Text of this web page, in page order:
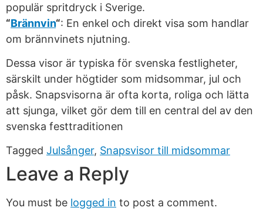
populär spritdryck i Sverige.
“Brännvin“: En enkel och direkt visa som handlar
om brännvinets njutning.
Dessa visor är typiska för svenska festligheter,
särskilt under högtider som midsommar, jul och
påsk. Snapsvisorna är ofta korta, roliga och lätta
att sjunga, vilket gör dem till en central del av den
svenska festtraditionen
Tagged Julsånger, Snapsvisor till midsommar
Leave a Reply
You must be logged in to post a comment.